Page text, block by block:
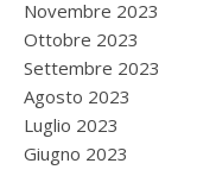
Novembre 2023
Ottobre 2023
Settembre 2023
Agosto 2023
Luglio 2023
Giugno 2023